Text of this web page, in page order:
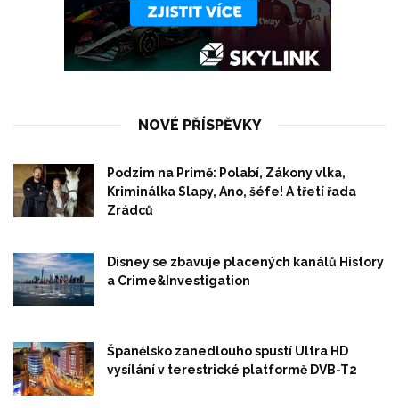
NOVÉ PŘÍSPĚVKY
Podzim na Primě: Polabí, Zákony vlka,
Kriminálka Slapy, Ano, šéfe! A třetí řada
Zrádců
Disney se zbavuje placených kanálů History
a Crime&Investigation
Španělsko zanedlouho spustí Ultra HD
vysílání v terestrické platformě DVB-T2